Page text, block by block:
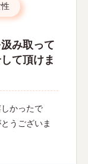
み取って
て頂けま
かったで
うございま